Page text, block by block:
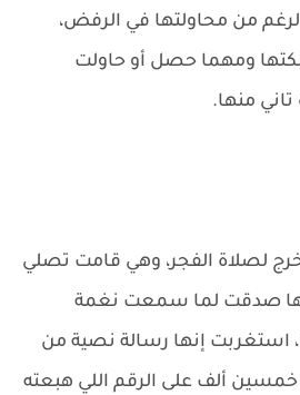
من محاولتها في الرفض،
ومهما حصل أو حاولت
منها.
لصلاة الفجر، وهي قامت تصلي
صدقت لما سمعت نغمة
استغربت إنها رسالة نصية من
ألف على الرقم اللي هبعته